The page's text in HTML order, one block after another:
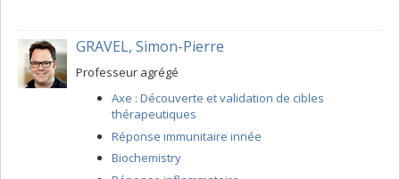
GRAVEL, Simon-Pierre
Professeur agrégé
Axe : Découverte et validation de cibles
thérapeutiques
Réponse immunitaire innée
Biochemistry